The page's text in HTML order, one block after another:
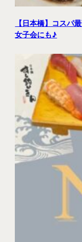
【日本橋】コスパ
女子会にも♪